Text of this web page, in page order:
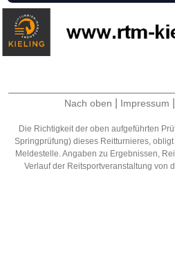
Nach oben Impressum
Die Richtigkeit der oben aufgeführten
Springprüfung) dieses Reitturnieres,
Meldestelle. Angaben zu Ergebnissen,
Verlauf der Reitsportveranstaltung von